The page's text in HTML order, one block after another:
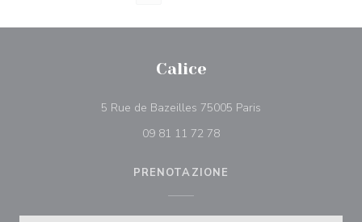
Calice
5 Rue de Bazeilles 75005 Paris
09 81 11 72 78
PRENOTAZIONE